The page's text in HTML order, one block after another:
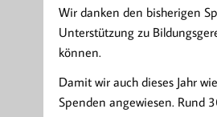
Wir danken den bisherigen
Unterstützung zu
können.
Damit wir auch dieses Jahr
Spenden angewiesen. Rund